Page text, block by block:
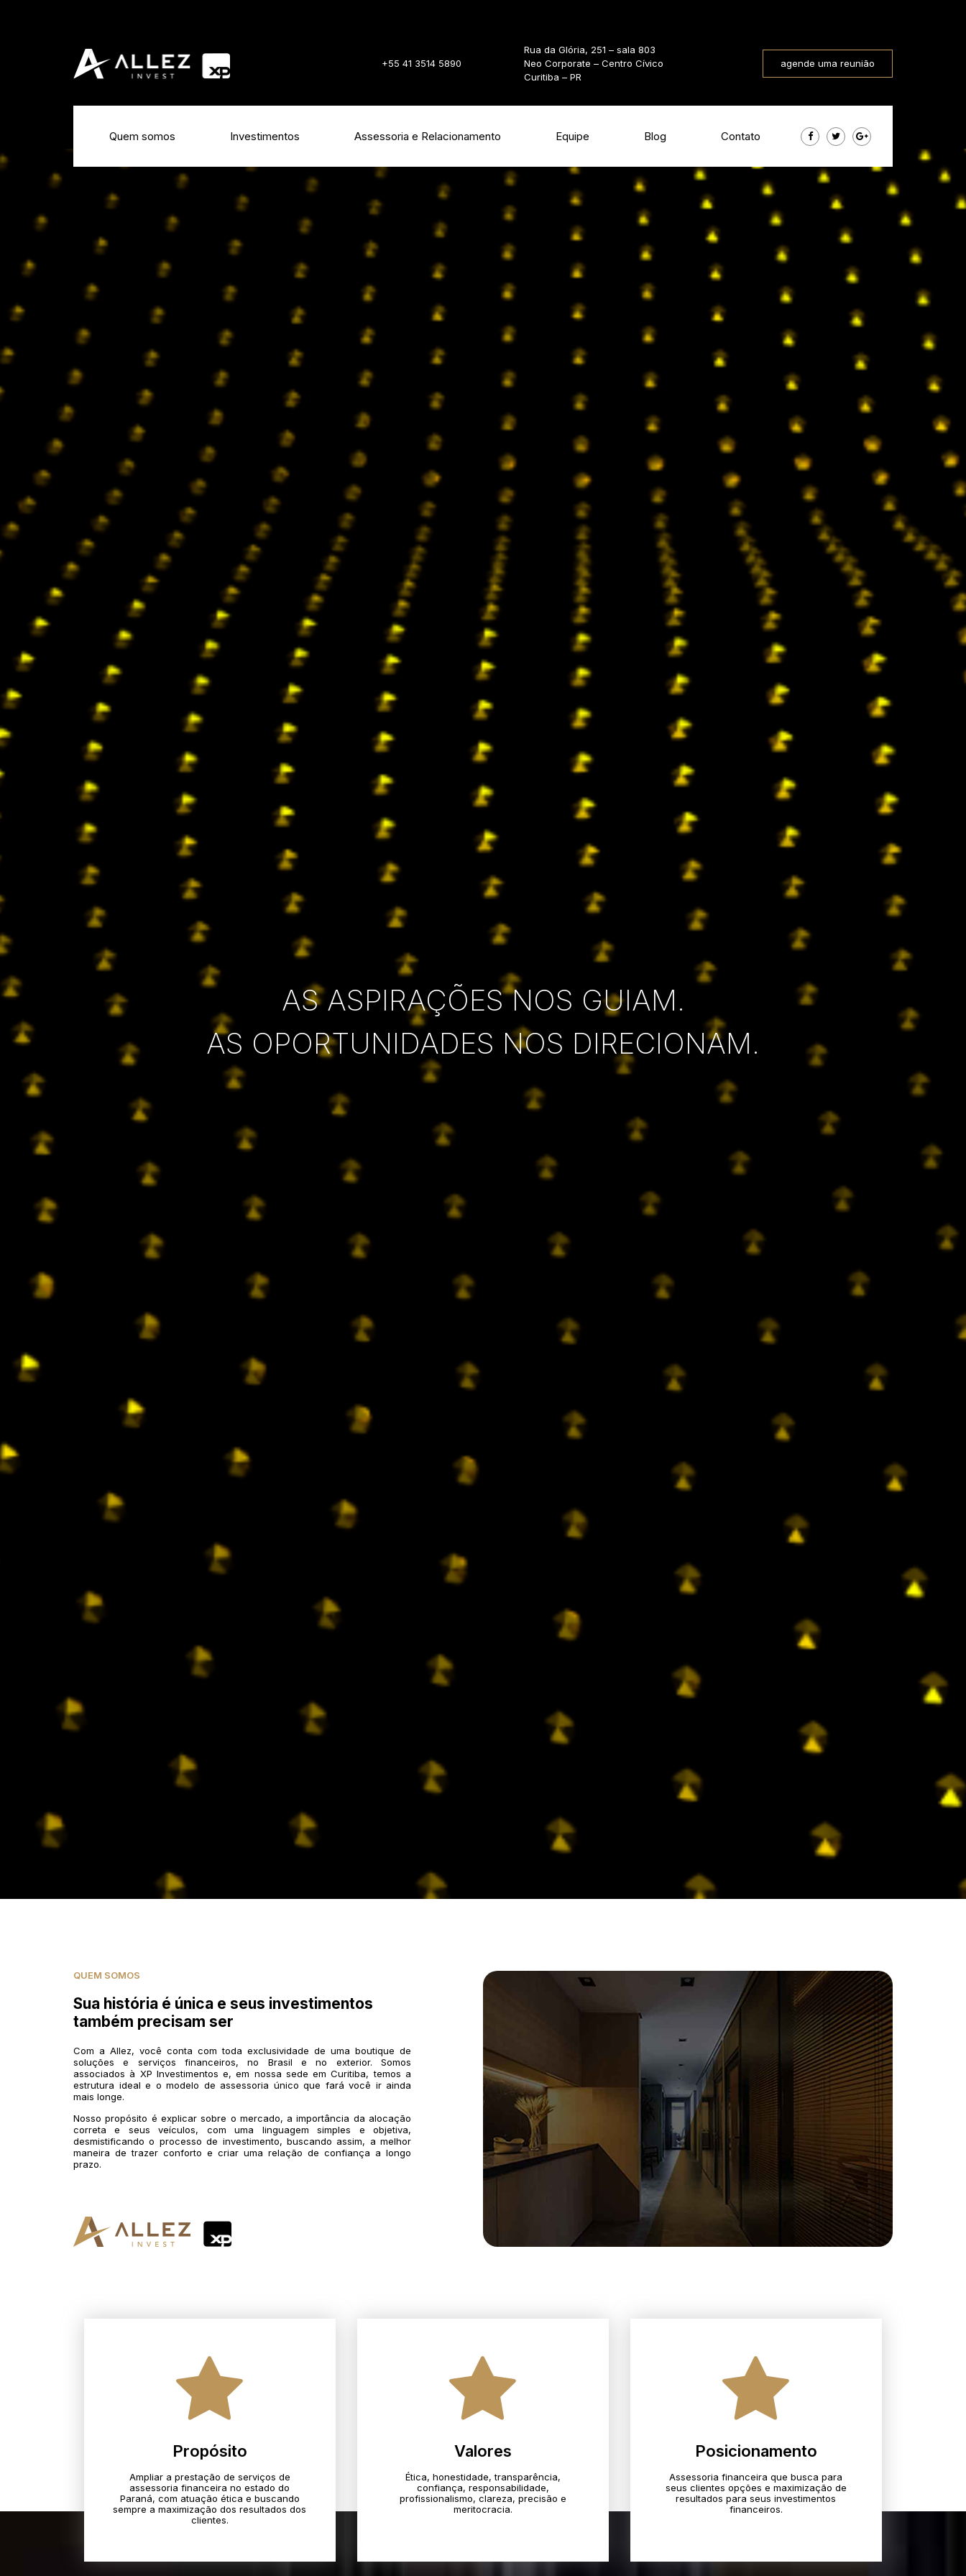
+55 41 3514 5890
Rua da Glória, 251 – sala 803
Neo Corporate – Centro Cívico
Curitiba – PR
agende uma reunião
Quem somos Investimentos Assessoria e Relacionamento Equipe Blog Contato
AS ASPIRAÇÕES NOS GUIAM.
AS OPORTUNIDADES NOS DIRECIONAM.
QUEM SOMOS
Sua história é única e seus investimentos
também precisam ser
Com a Allez, você conta com toda exclusividade de uma boutique de
soluções e serviços financeiros, no Brasil e no exterior. Somos
associados à XP Investimentos e, em nossa sede em Curitiba, temos a
estrutura ideal e o modelo de assessoria único que fará você ir ainda
mais longe.
Nosso propósito é explicar sobre o mercado, a importância da alocação
correta e seus veículos, com uma linguagem simples e objetiva,
desmistificando o processo de investimento, buscando assim, a melhor
maneira de trazer conforto e criar uma relação de confiança a longo
prazo.
Propósito
Ampliar a prestação de serviços de
assessoria financeira no estado do
Paraná, com atuação ética e buscando
sempre a maximização dos resultados dos
clientes.
Valores
Ética, honestidade, transparência,
confiança, responsabilidade,
profissionalismo, clareza, precisão e
meritocracia.​
Posicionamento
Assessoria financeira que busca para
seus clientes opções e maximização de
resultados para seus investimentos
financeiros.